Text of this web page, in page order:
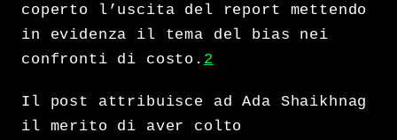
coperto l’uscita del report mettendo
in evidenza il tema del bias nei
confronti di costo. 2
Il post attribuisce ad Ada Shaikhnag
il merito di aver colto